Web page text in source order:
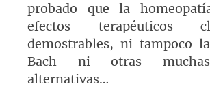
probado que la
efectos terapéuticos
demostrables, ni tampoco
Bach ni otras
alternativas…